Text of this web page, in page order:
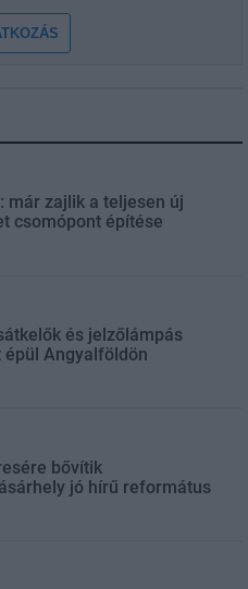
már zajlik a teljesen új
csomópont építése
és jelzőlámpás
épül Angyalföldön
bővítik
jó hírű református